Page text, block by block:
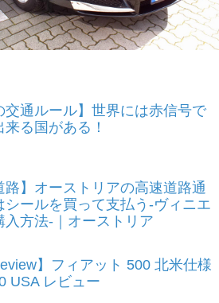
交通ルール】世界には赤信号で
来る国がある！
路】オーストリアの高速道路通
シールを買って支払う-ヴィニエ
入方法-｜オーストリア
】フィアット 500 北米仕様
USA レビュー